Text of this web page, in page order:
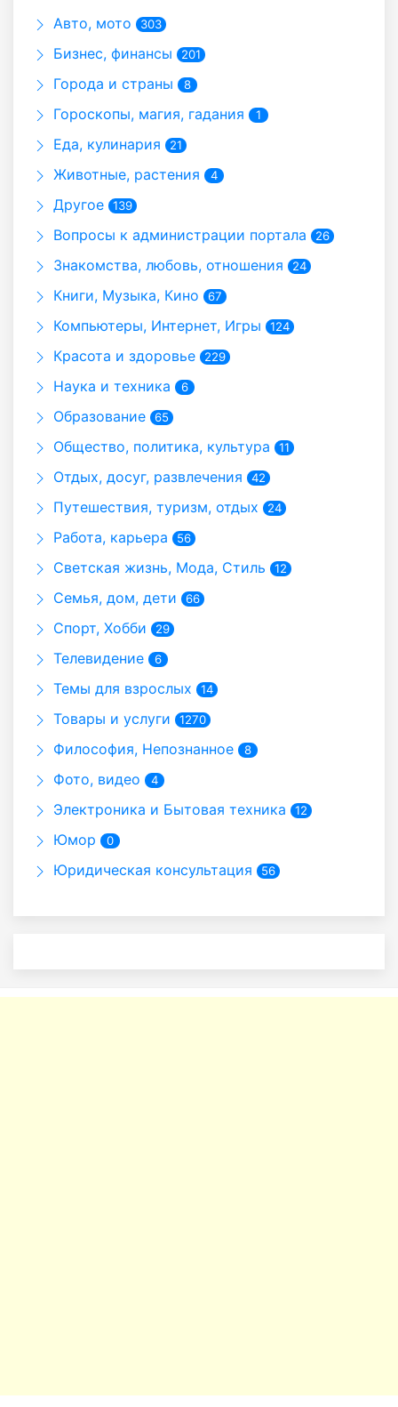
Авто, мото 303
Бизнес, финансы 201
Города и страны 8
Гороскопы, магия, гадания 1
Еда, кулинария 21
Животные, растения 4
Другое 139
Вопросы к администрации портала 26
Знакомства, любовь, отношения 24
Книги, Музыка, Кино 67
Компьютеры, Интернет, Игры 124
Красота и здоровье 229
Наука и техника 6
Образование 65
Общество, политика, культура 11
Отдых, досуг, развлечения 42
Путешествия, туризм, отдых 24
Работа, карьера 56
Светская жизнь, Мода, Стиль 12
Семья, дом, дети 66
Спорт, Хобби 29
Телевидение 6
Темы для взрослых 14
Товары и услуги 1270
Философия, Непознанное 8
Фото, видео 4
Электроника и Бытовая техника 12
Юмор 0
Юридическая консультация 56